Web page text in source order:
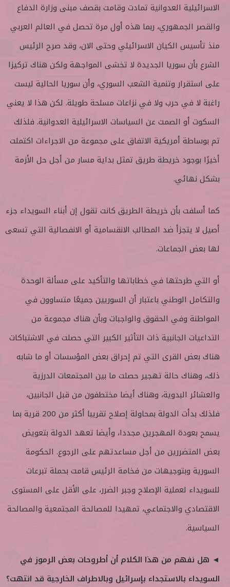
الاسرائيلية العدوانية تمادت وقامت بقصف مبنى وزارة الدفاع
والقصر الجمهوري، ربما هذه أول مرة تحصل في العالم العربي
منذ تأسيس الكيان الاسرائيلي وحتى الان، وقد صرح الرئيس
الشرع بأن سوريا الجديدة لا تخشى المواجهة ولكن هناك تركيزا
على استقرار وتنمية الشعب السوري، وأن سوريا الحالية ليست
راغبة لا في حرب ولا في نزاعات مسلحة طويلة. لكن هذا لا يعني
السكوت أو الصمت عن السياسات الاسرائيلية العدوانية. فلذلك
تم بوساطة أمريكية الاتفاق على مجموعة من الاجراءات اكتملت
أخيرًا بوجود خريطة طريق تمثل بداية مسار من أجل حل الأزمة
بشكل نهائي.
كما أسلفت بأن خريطة الطريق كانت تقول إن أبناء السويداء جزء
أصيل لا يتجزأ ضد المطالب الانقسامية أو الانفصالية التي تسعى
لها بعض الجماعات.
أو التي طرحتها في خطاباتها والتأكيد على مسألة الوحدة
والتكامل الوطني باعتبار أن السوريين جميعًا متساوون في
المواطنة وفي الحقوق والواجبات وبأن هناك مجموعة من
التداعيات الجانبية ذات التأثير الكبير التي حصلت في الاشتباكات
هناك بعض القرى التي تم إحراق بعض المؤسسات أو ما شابه
ذلك، وهناك حالة تهجير حصلت ما بين المجتمعات الدرزية
والعشائر البدوية، وهناك أيضا مختطفون من قبل الجانبين،
فلذلك بدأت الدولة بمحاولة إصلاح تقريبا أكثر من 200 قرية بما
يسمح بعودة المهجرين مجددا، وأيضا تعهد الدولة بتعويض
بعض المتضررين من أجل مساعدتهم على الرجوع. الحكومة
السورية وبتوجيهات من فخامة الرئيس قامت بحملة تبرعات
للسويداء لعملية الإصلاح وجبر الضرر، على الأقل على المستوى
الاقتصادي والاجتماعي، تمهيدا للمصالحة المجتمعية والمصالحة
السياسية.
◄ هل نفهم من هذا الكلام أن أطروحات بعض الرموز في
السويداء بالاستجداء بإسرائيل وبالاطراف الخارجية قد انتهت؟